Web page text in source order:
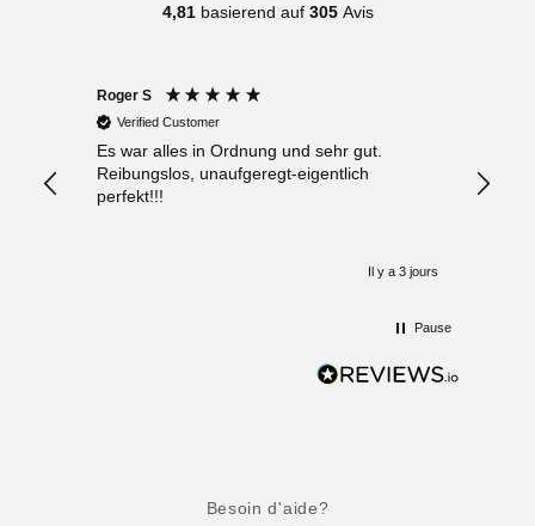
4,81 basierend auf 305 Avis
Roger S
Verified Customer
Es war alles in Ordnung und sehr gut.
Reibungslos, unaufgeregt-eigentlich
perfekt!!!
Il y a 3 jours
„
Pause
Besoin d'aide?